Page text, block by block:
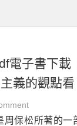
電子書下載
義的觀點看
周保松所著的一